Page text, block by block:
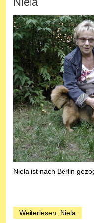
Niela ist nach Berlin
Weiterlesen: Niela